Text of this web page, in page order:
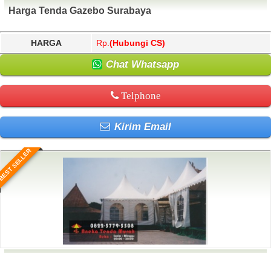
Harga Tenda Gazebo Surabaya
HARGA Rp. (Hubungi CS)
Chat Whatsapp
Telphone
Kirim Email
SELLER